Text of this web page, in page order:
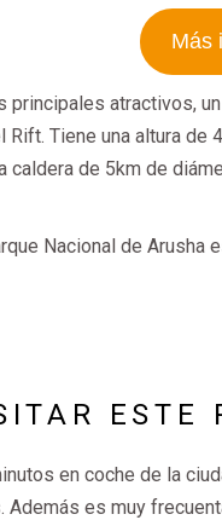
Más
principales atractivos,
Rift. Tiene una altura
caldera de 5km de
Nacional de Arusha
ESTE
en coche de la
es muy